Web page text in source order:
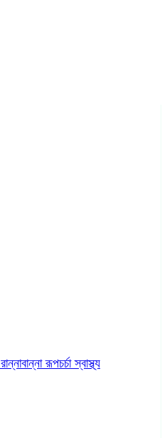
রান্নাবান্নারূপচর্চাস্বাস্থ্য